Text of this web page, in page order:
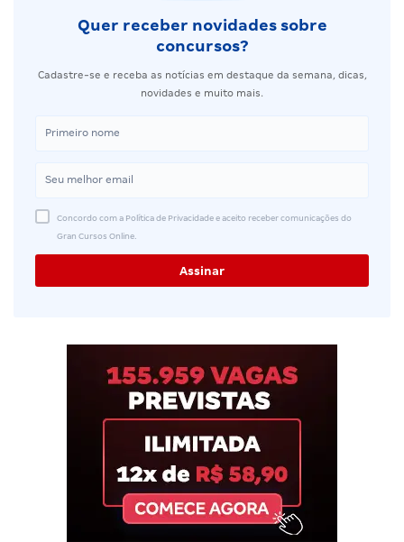
Quer receber novidades sobre
concursos?
Cadastre-se e receba as notícias em destaque da semana, dicas,
novidades e muito mais.
Concordo com a Política de Privacidade e aceito receber comunicações do
Gran Cursos Online.